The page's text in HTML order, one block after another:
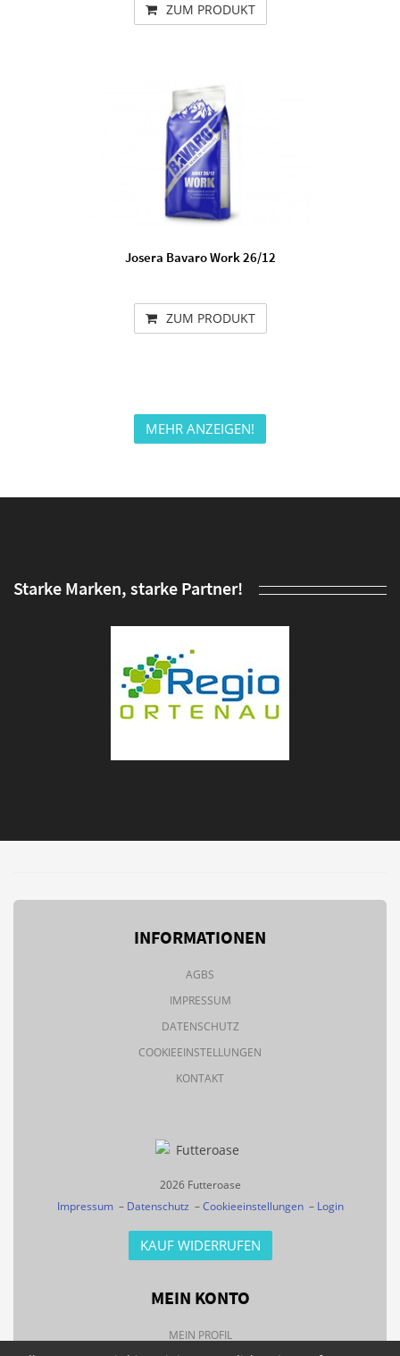
ZUM PRODUKT
Josera Bavaro Work 26/12
ZUM PRODUKT
MEHR ANZEIGEN!
Starke Marken, starke Partner!
INFORMATIONEN
AGBS
IMPRESSUM
DATENSCHUTZ
COOKIEEINSTELLUNGEN
KONTAKT
2026 Futteroase
Impressum– Datenschutz –Cookieeinstellungen– Login
KAUF WIDERRUFEN
MEIN KONTO
MEIN PROFIL